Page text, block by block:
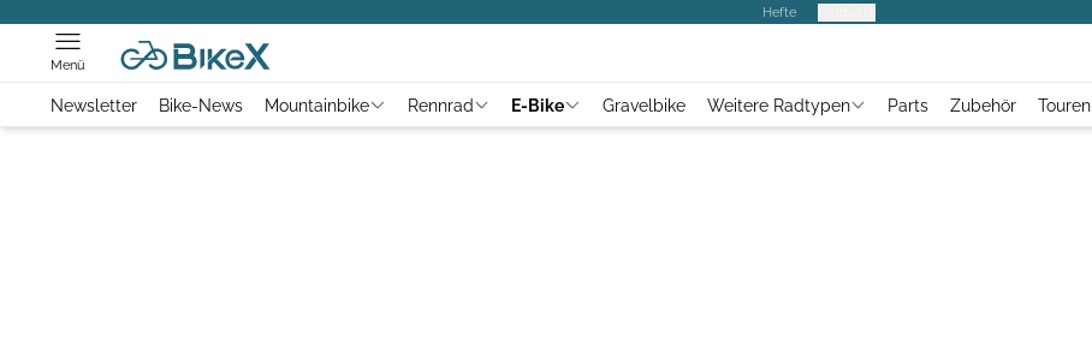
Hefte
Menü
Newsletter Bike-News Mountainbike Rennrad E-Bike Gravelbike Weitere Radtypen Parts Zubehör Touren